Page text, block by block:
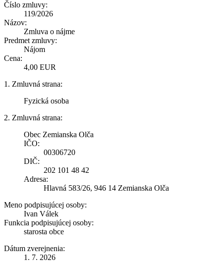
Číslo zmluvy:
119/2026
Názov:
Zmluva o nájme
Predmet zmluvy:
Nájom
Cena:
4,00 EUR
1. Zmluvná strana:
Fyzická osoba
2. Zmluvná strana:
Obec Zemianska Olča
IČO:
00306720
DIČ:
202 101 48 42
Adresa:
Hlavná 583/26, 946 14 Zemianska Olča
Meno podpisujúcej osoby:
Ivan Válek
Funkcia podpisujúcej osoby:
starosta obce
Dátum zverejnenia:
1. 7. 2026